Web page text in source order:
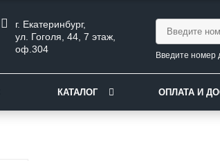
г. Екатеринбург,
ул. Гоголя, 44, 7 этаж,
оф.304
Введите номер
КАТАЛОГ ОПЛАТА И